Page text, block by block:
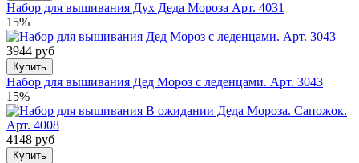
Набор для вышивания Дух Деда Мороза Арт. 4031
15%
3944 руб
Купить
Набор для вышивания Дед Мороз с леденцами. Арт. 3043
15%
4148 руб
Купить